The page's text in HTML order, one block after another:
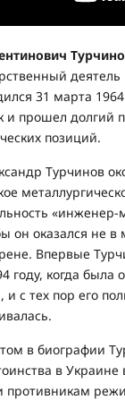
31 марта
и прошел долгий
позиций.
Турчинов
«инженер-
он оказался не в
Впервые
году, когда была
и с тех пор его
в биографии
в Украине
противникам